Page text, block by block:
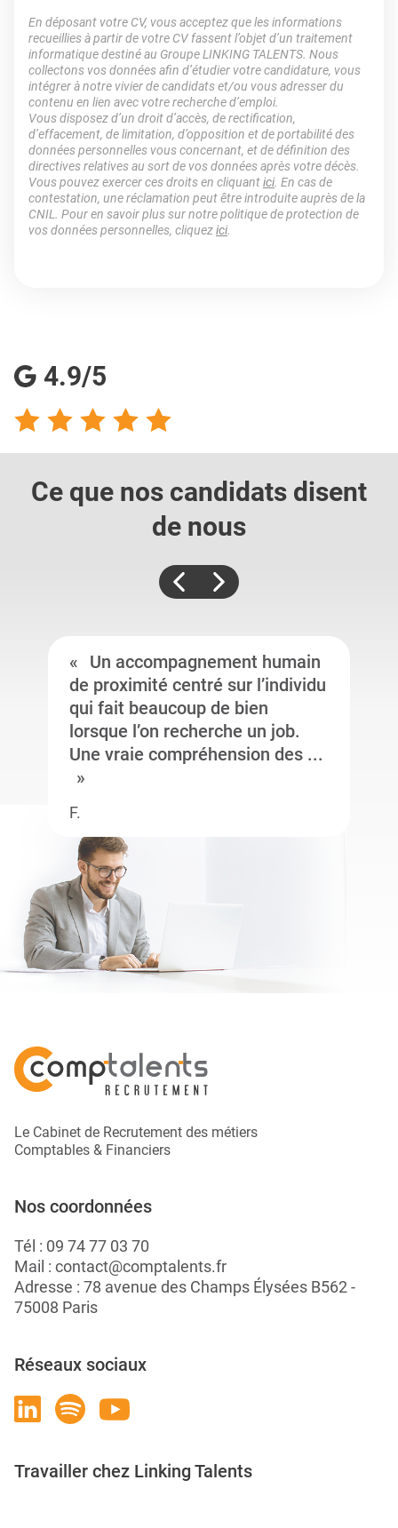
En déposant votre CV, vous acceptez que les informations
recueillies à partir de votre CV fassent l’objet d’un traitement
informatique destiné au Groupe LINKING TALENTS. Nous
collectons vos données afin d’étudier votre candidature, vous
intégrer à notre vivier de candidats et/ou vous adresser du
contenu en lien avec votre recherche d’emploi.
Vous disposez d’un droit d’accès, de rectification,
d’effacement, de limitation, d’opposition et de portabilité des
données personnelles vous concernant, et de définition des
directives relatives au sort de vos données après votre décès.
Vous pouvez exercer ces droits en cliquantici. En cas de
contestation, une réclamation peut être introduite auprès de la
CNIL. Pour en savoir plus sur notre politique de protection de
vos données personnelles, cliquezici.
4.9/5
Ce que nos candidats disent
de nous
Un accompagnement humain
de proximité centré sur l’individu
qui fait beaucoup de bien
lorsque l’on recherche un job.
Une vraie compréhension des ...
F.
Le Cabinet de Recrutement des métiers
Comptables & Financiers
Nos coordonnées
Tél : 09 74 77 03 70
Mail : contact@comptalents.fr
Adresse : 78 avenue des Champs Élysées B562 -
75008 Paris
Réseaux sociaux
Travailler chez Linking Talents